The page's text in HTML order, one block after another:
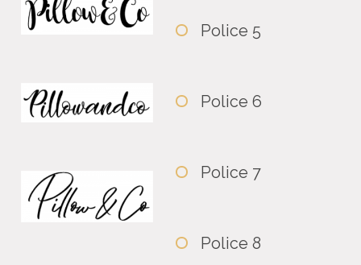
Police 5
Police 6
Police 7
Police 8